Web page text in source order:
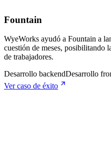
Fountain
WyeWorks ayudó a Fountain a
cuestión de meses, posibilitando
de trabajadores.
Desarrollo backendDesarrollo
Ver caso de éxito